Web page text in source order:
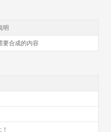
明
要合成的内容